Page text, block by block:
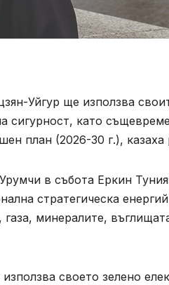
Уйгур ще използва
сигурност, като
план (2026-30 г.), казаха
в събота Еркин
стратегическа
газа, минералите,
своето зелено